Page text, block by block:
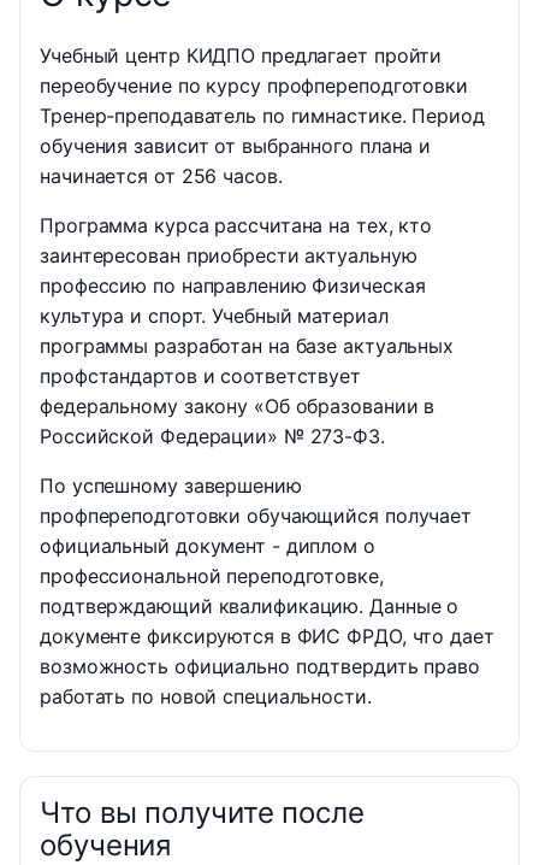
Учебный центр КИДПО предлагает пройти
переобучение по курсу профпереподготовки
Тренер-преподаватель по гимнастике. Период
обучения зависит от выбранного плана и
начинается от 256 часов.
Программа курса рассчитана на тех, кто
заинтересован приобрести актуальную
профессию по направлению Физическая
культура и спорт. Учебный материал
программы разработан на базе актуальных
профстандартов и соответствует
федеральному закону «Об образовании в
Российской Федерации» № 273-ФЗ.
По успешному завершению
профпереподготовки обучающийся получает
официальный документ - диплом о
профессиональной переподготовке,
подтверждающий квалификацию. Данные о
документе фиксируются в ФИС ФРДО, что дает
возможность официально подтвердить право
работать по новой специальности.
Что вы получите после
обучения